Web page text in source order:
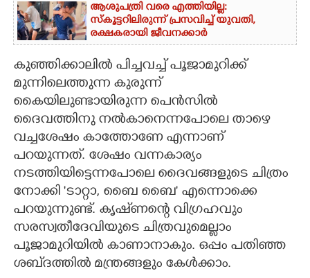
ആശുപത്രി വരെ എത്തിയില്ല:
സ്കൂട്ടറിലിരുന്ന് പ്രസവിച്ച് യുവതി,
രക്ഷകരായി ജീവനക്കാർ
കുഞ്ഞിക്കാലിൽ പിച്ചവച്ച് പൂജാമുറിക്ക്
മുന്നിലെത്തുന്ന കുരുന്ന്
കൈയിലുണ്ടായിരുന്ന പെൻസിൽ
ദൈവത്തിനു നൽകാനെന്നപോലെ താഴെ
വച്ചശേഷം കാത്തോണേ എന്നാണ്
പറയുന്നത്. ശേഷം വന്നകാര്യം
നടത്തിയിട്ടെന്നപോലെ ദൈവങ്ങളുടെ ചിത്രം
നോക്കി 'ടാറ്റാ, ബൈ ബൈ' എന്നൊക്കെ
പറയുന്നുണ്ട്. കൃഷ്‌ണന്റെ വിഗ്രഹവും
സരസ്വതീദേവിയുടെ ചിത്രവുമെല്ലാം
പൂജാമുറിയിൽ കാണാനാകും. ഒപ്പം പതിഞ്ഞ
ശബ്‌ദത്തിൽ മന്ത്രങ്ങളും കേൾക്കാം.